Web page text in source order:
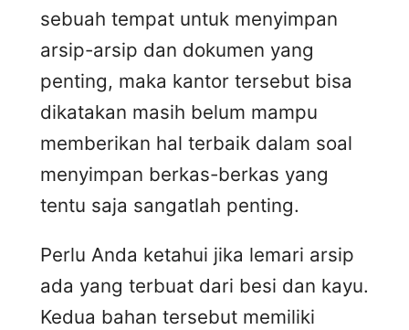
sebuah tempat untuk menyimpan
arsip-arsip dan dokumen yang
penting, maka kantor tersebut bisa
dikatakan masih belum mampu
memberikan hal terbaik dalam soal
menyimpan berkas-berkas yang
tentu saja sangatlah penting.
Perlu Anda ketahui jika lemari arsip
ada yang terbuat dari besi dan kayu.
Kedua bahan tersebut memiliki